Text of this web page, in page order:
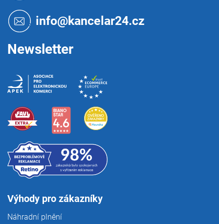
info@kancelar24.cz
Newsletter
Výhody pro zákazníky
Náhradní plnění